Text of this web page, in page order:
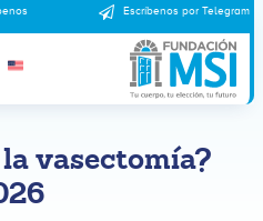
Escríbenos por Telegram
vasectomía?